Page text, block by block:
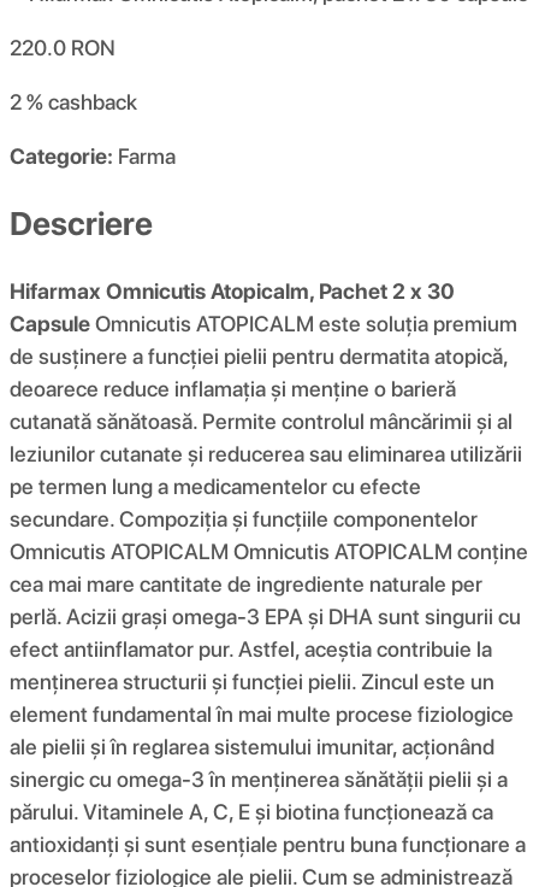
220.0 RON
2 %cashback
Categorie: Farma
Descriere
Hifarmax Omnicutis Atopicalm, Pachet 2 x 30
CapsuleOmnicutis ATOPICALM este soluția premium
de susținere a funcției pielii pentru dermatita atopică,
deoarece reduce inflamația și menține o barieră
cutanată sănătoasă. Permite controlul mâncărimii și al
leziunilor cutanate și reducerea sau eliminarea utilizării
pe termen lung a medicamentelor cu efecte
secundare. Compoziția și funcțiile componentelor
Omnicutis ATOPICALM Omnicutis ATOPICALM conține
cea mai mare cantitate de ingrediente naturale per
perlă. Acizii grași omega-3 EPA și DHA sunt singurii cu
efect antiinflamator pur. Astfel, aceștia contribuie la
menținerea structurii și funcției pielii. Zincul este un
element fundamental în mai multe procese fiziologice
ale pielii și în reglarea sistemului imunitar, acționând
sinergic cu omega-3 în menținerea sănătății pielii și a
părului. Vitaminele A, C, E și biotina funcționează ca
antioxidanți și sunt esențiale pentru buna funcționare a
proceselor fiziologice ale pielii. Cum se administrează